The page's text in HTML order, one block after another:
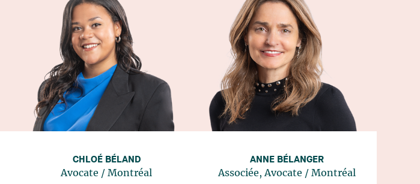
CHLOÉ BÉLAND
Avocate / Montréal
ANNE BÉLANGER
Associée, Avocate / Montréal